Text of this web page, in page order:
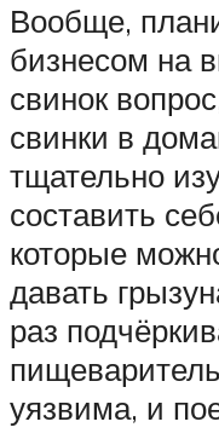
Вообще,
бизнесом на
свинок
свинки в
тщательно
составить
которые
давать
раз
уязвима, и